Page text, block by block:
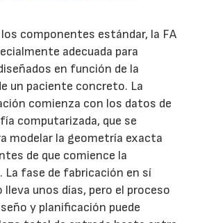
los componentes estándar, la FA
adecuada para
en función de la
un paciente concreto. La
comienza con los datos de
computarizada, que se
modelar la geometría exacta
de que comience la
La fase de fabricación en sí
lleva unos días, pero el proceso
y planificación puede